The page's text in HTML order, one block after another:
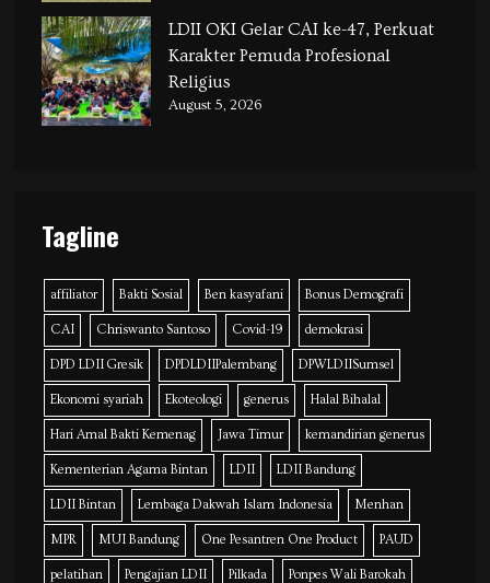
LDII OKI Gelar CAI ke-47, Perkuat
Karakter Pemuda Profesional
Religius
August 5, 2026
Tagline
affiliator Bakti Sosial Ben kasyafani Bonus Demografi
CAI Chriswanto Santoso Covid-19 demokrasi
DPD LDII Gresik DPDLDIIPalembang DPWLDIISumsel
Ekonomi syariah Ekoteologi generus Halal Bihalal
Hari Amal Bakti Kemenag Jawa Timur kemandirian generus
Kementerian Agama Bintan LDII LDII Bandung
LDII Bintan Lembaga Dakwah Islam Indonesia Menhan
MPR MUI Bandung One Pesantren One Product PAUD
pelatihan Pengajian LDII Pilkada Ponpes Wali Barokah